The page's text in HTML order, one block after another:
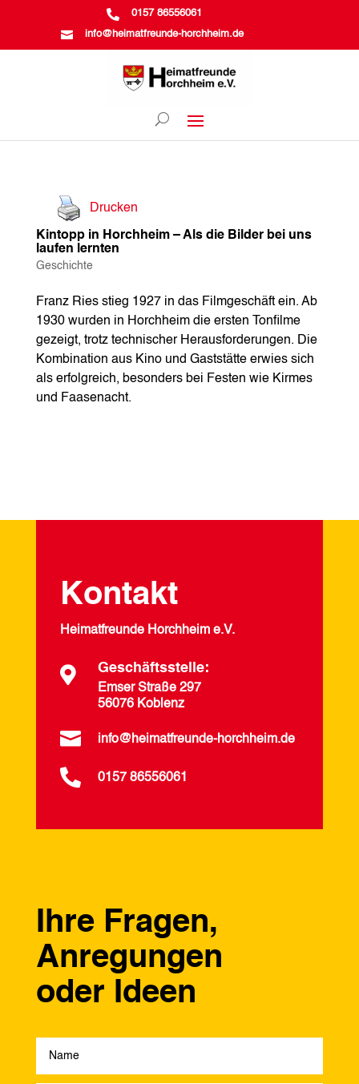
 0157 86556061
 info@heimatfreunde-horchheim.de
Drucken
Kintopp in Horchheim – Als die Bilder bei uns
laufen lernten
Geschichte
Franz Ries stieg 1927 in das Filmgeschäft ein. Ab
1930 wurden in Horchheim die ersten Tonfilme
gezeigt, trotz technischer Herausforderungen. Die
Kombination aus Kino und Gaststätte erwies sich
als erfolgreich, besonders bei Festen wie Kirmes
und Faasenacht.
Kontakt
Heimatfreunde Horchheim e.V.
 Geschäftsstelle:
Emser Straße 297
56076 Koblenz
 info@heimatfreunde-horchheim.de
 0157 86556061
Ihre Fragen,
Anregungen
oder Ideen